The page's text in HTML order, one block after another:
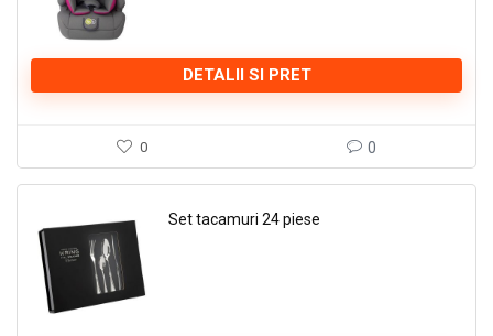
DETALII SI PRET
0 0
Set tacamuri 24 piese